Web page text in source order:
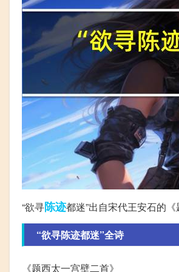
“欲寻陈迹都迷”出自宋代王安石的
“欲寻陈迹都迷”全诗
《题西太一宫壁二首》